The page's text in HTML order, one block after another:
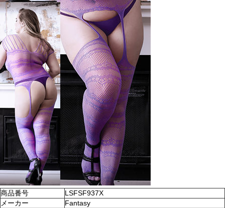
商品番号
LSFSF937X
メーカー
Fantasy